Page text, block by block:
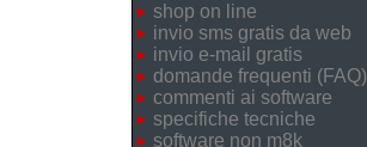
shop on line
invio sms gratis da web
invio e-mail gratis
domande frequenti (FAQ)
commenti ai software
specifiche tecniche
software non m8k